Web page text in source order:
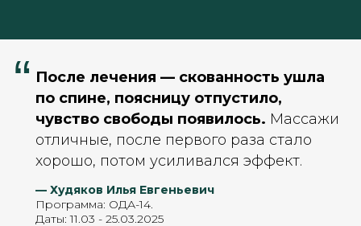
“ После лечения — скованность ушла
по спине, поясницу отпустило,
чувство свободы появилось. Массажи
отличные, после первого раза стало
хорошо, потом усиливался эффект.
— Худяков Илья Евгеньевич
Программа: ОДА-14.
Даты: 11.03 - 25.03.2025